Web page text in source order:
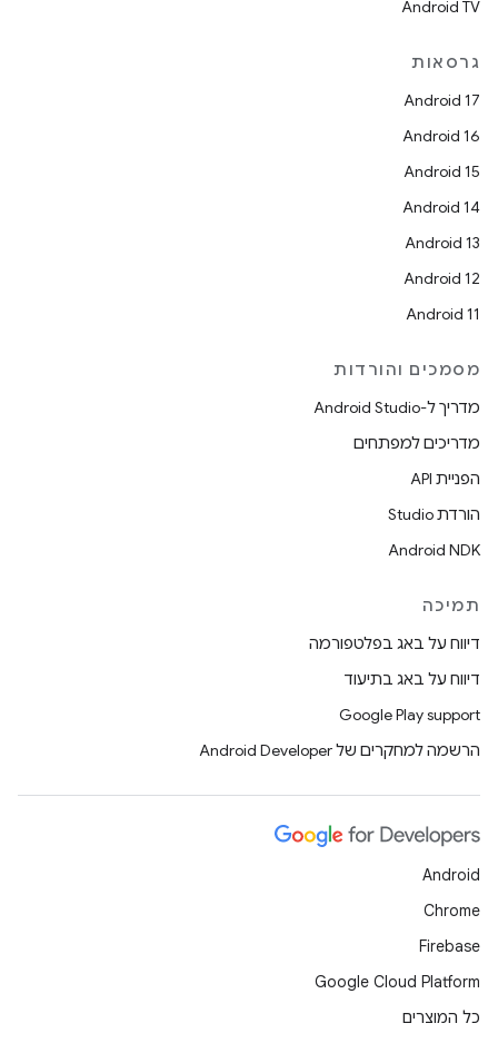
Android TV
גרסאות
Android 17
Android 16
Android 15
Android 14
Android 13
Android 12
Android 11
מסמכים והורדות
מדריך ל-Android Studio
מדריכים למפתחים
הפניית API
הורדת Studio
Android NDK
תמיכה
דיווח על באג בפלטפורמה
דיווח על באג בתיעוד
Google Play support
הרשמה למחקרים של Android Developer
Android
Chrome
Firebase
Google Cloud Platform
כל המוצרים